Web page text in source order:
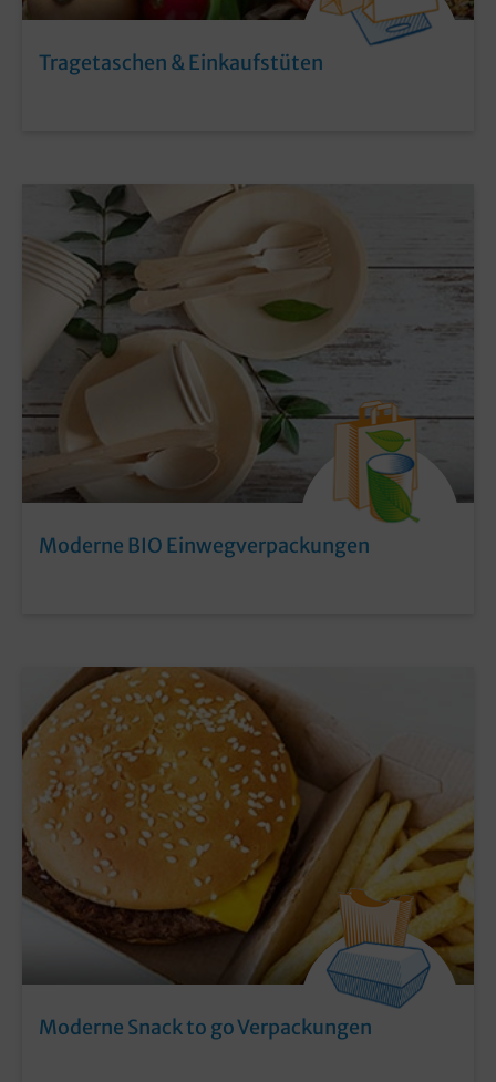
Tragetaschen & Einkaufstüten
Moderne BIO Einwegverpackungen
Moderne Snack to go Verpackungen